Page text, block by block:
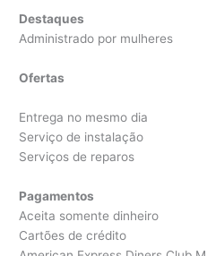
Destaques
Administrado por mulheres
Ofertas
Entrega no mesmo dia
Serviço de instalação
Serviços de reparos
Pagamentos
Aceita somente dinheiro
Cartões de crédito